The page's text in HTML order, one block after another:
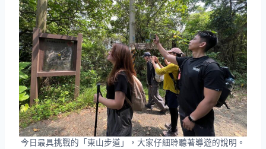
今日最具挑戰的「東山步道」，大家仔細聆聽著導遊的說明。